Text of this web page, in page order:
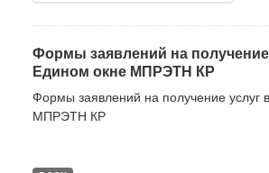
Формы заявлений на получение
Едином окне МПРЭТН КР
Формы заявлений на получение услуг
МПРЭТН КР